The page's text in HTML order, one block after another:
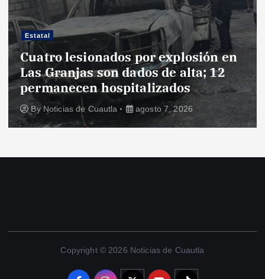
Estatal
Cuatro lesionados por explosión en
Las Granjas son dados de alta; 12
permanecen hospitalizados
By Noticias de Cuautla agosto 7, 2026
Copyright © 2026 Noticias de Cuautla